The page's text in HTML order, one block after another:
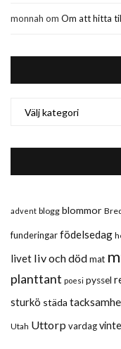
monnah om Om att hitta
advent blogg blommor
funderingarfödelsedag
livet liv och dödmat
planttant poesi pyssel
sturkö städa
Utah Uttorp vardag